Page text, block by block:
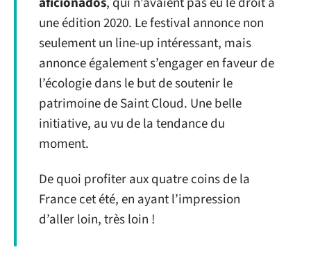
une édition 2020. Le festival annonce non
seulement un line-up intéressant, mais
annonce également s’engager en faveur de
l’écologie dans le but de soutenir le
patrimoine de Saint Cloud. Une belle
initiative, au vu de la tendance du
moment.
De quoi profiter aux quatre coins de la
France cet été, en ayant l’impression
d’aller loin, très loin !